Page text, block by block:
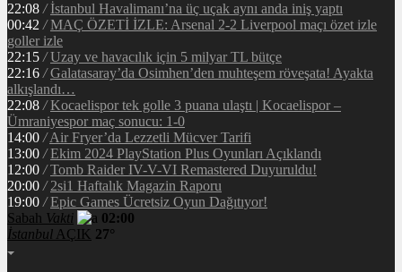
22:08 / İstanbul Havalimanı’na üç uçak aynı anda iniş yaptı
00:42 / MAÇ ÖZETİ İZLE: Arsenal 2-2 Liverpool maçı özet izle
goller izle
22:15 / Uzay ve havacılık için 5 milyar TL bütçe
22:16 / Galatasaray’da Osimhen’den muhteşem röveşata! Ayakta
alkışlandı…
22:08 / Kocaelispor tek golle 3 puana ulaştı | Kocaelispor –
Ümraniyespor maç sonucu: 1-0
14:00 / Air Fryer’da Lezzetli Mücver Tarifi
13:00 / Ekim 2024 PlayStation Plus Oyunları Açıklandı
12:00 / Tomb Raider IV-V-VI Remastered Duyuruldu!
20:00 / 2si1 Haftalık Magazin Raporu
19:00 / Epic Games Ücretsiz Oyun Dağıtıyor!
Sabah Vakti
02:00
İstanbul AÇIK 27°